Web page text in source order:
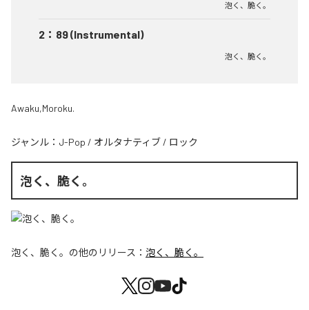
泡く、脆く。
2 ： 89 (Instrumental)
泡く、脆く。
Awaku,Moroku.
ジャンル： J-Pop / オルタナティブ / ロック
泡く、脆く。
泡く、脆く。 の他のリリース： 泡く、脆く。